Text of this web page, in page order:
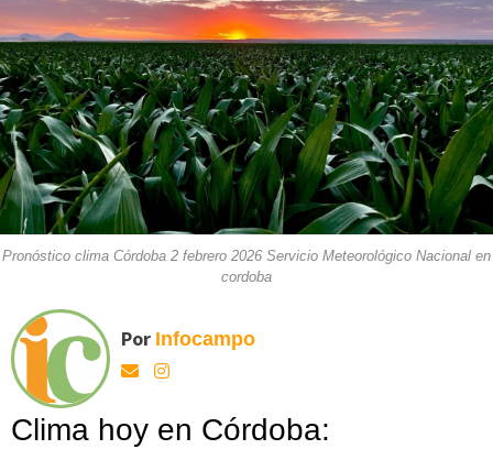
Pronóstico clima Córdoba 2 febrero 2026 Servicio Meteorológico Nacional en
cordoba
Por Infocampo
Clima hoy en Córdoba: